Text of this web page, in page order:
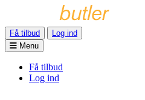
Få tilbud
Log ind
Menu
Få tilbud
Log ind